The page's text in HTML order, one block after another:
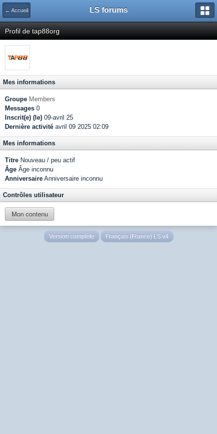
← Accueil LS forums
Profil de tap88org
Mes informations
Groupe Members
Messages 0
Inscrit(e) (le) 09-avril 25
Dernière activité avril 09 2025 02:09
Mes informations
Titre Nouveau / peu actif
Âge Âge inconnu
Anniversaire Anniversaire inconnu
Contrôles utilisateur
Mon contenu
Version complète Français (France) LS v4